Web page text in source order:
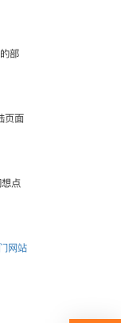
部
页面
想点
网站